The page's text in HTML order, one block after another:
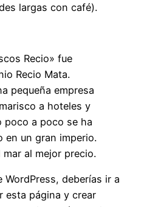
largas con café).
Recio» fue
Recio Mata.
pequeña empresa
a hoteles y
poco a poco se ha
en un gran imperio.
mar al mejor precio.
WordPress, deberías ir a
esta página y crear